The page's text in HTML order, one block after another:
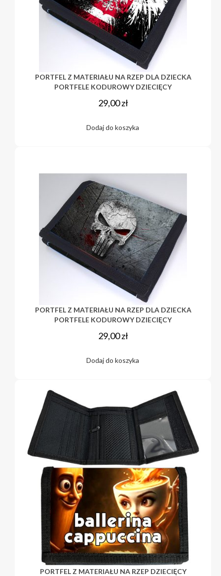
PORTFEL Z MATERIAŁU NA RZEP DLA DZIECKA
PORTFELE KODUROWY DZIECIĘCY
29,00zł
Dodaj do koszyka
PORTFEL Z MATERIAŁU NA RZEP DLA DZIECKA
PORTFELE KODUROWY DZIECIĘCY
29,00zł
Dodaj do koszyka
PORTFEL Z MATERIAŁU NA RZEP DZIECIĘCY